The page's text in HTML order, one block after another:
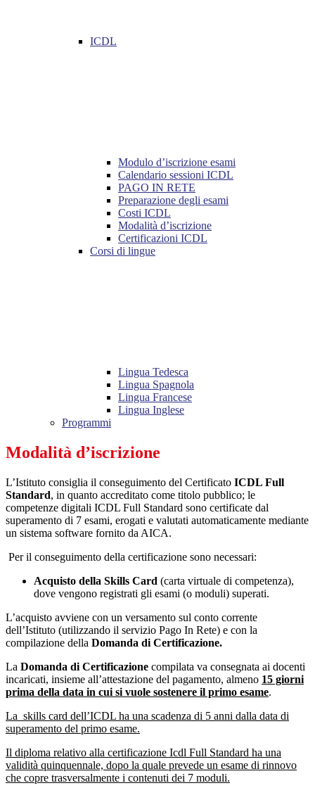
ICDL
Modulo d’iscrizione esami
Calendario sessioni ICDL
PAGO IN RETE
Preparazione degli esami
Costi ICDL
Modalità d’iscrizione
Certificazioni ICDL
Corsi di lingue
Lingua Tedesca
Lingua Spagnola
Lingua Francese
Lingua Inglese
Programmi
Modalità d’iscrizione
L’Istituto consiglia il conseguimento del Certificato ICDL Full
Standard, in quanto accreditato come titolo pubblico; le
competenze digitali ICDL Full Standard sono certificate dal
superamento di 7 esami, erogati e valutati automaticamente mediante
un sistema software fornito da AICA.
Per il conseguimento della certificazione sono necessari:
Acquisto della Skills Card (carta virtuale di competenza),
dove vengono registrati gli esami (o moduli) superati.
L’acquisto avviene con un versamento sul conto corrente
dell’Istituto (utilizzando il servizio Pago In Rete) e con la
compilazione della Domanda di Certificazione.
La Domanda di Certificazione compilata va consegnata ai docenti
incaricati, insieme all’attestazione del pagamento, almeno 15 giorni
prima della data in cui si vuole sostenere il primo esame.
La skills card dell’ICDL ha una scadenza di 5 anni dalla data di
superamento del primo esame.
Il diploma relativo alla certificazione Icdl Full Standard ha una
validità quinquennale, dopo la quale prevede un esame di rinnovo
che copre trasversalmente i contenuti dei 7 moduli.